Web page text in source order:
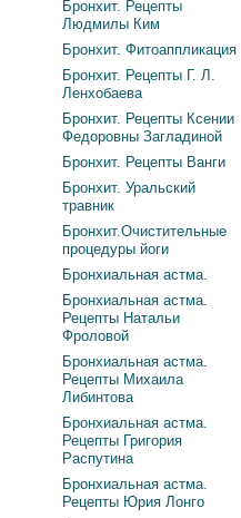
Бронхит. Рецепты
Людмилы Ким
Бронхит. Фитоаппликация
Бронхит. Рецепты Г. Л.
Ленхобаева
Бронхит. Рецепты Ксении
Федоровны Загладиной
Бронхит. Рецепты Ванги
Бронхит. Уральский
травник
Бронхит.Очистительные
процедуры йоги
Бронхиальная астма.
Бронхиальная астма.
Рецепты Натальи
Фроловой
Бронхиальная астма.
Рецепты Михаила
Либинтова
Бронхиальная астма.
Рецепты Григория
Распутина
Бронхиальная астма.
Рецепты Юрия Лонго